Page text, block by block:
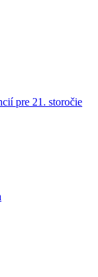
pre 21. storočie